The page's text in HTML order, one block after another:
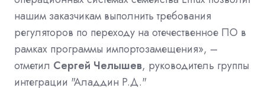
нашим заказчикам выполнить требования
регуляторов по переходу на отечественное ПО в
рамках программы импортозамещения», –
отметил Сергей Челышев, руководитель группы
интеграции "Аладдин Р.Д."